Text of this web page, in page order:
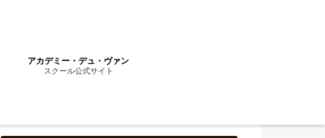
アカデミー・デュ・ヴァン
スクール公式サイト